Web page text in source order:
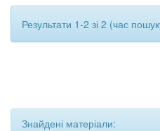
Результати 1-2 зі 2 (час
Знайдені матеріали: